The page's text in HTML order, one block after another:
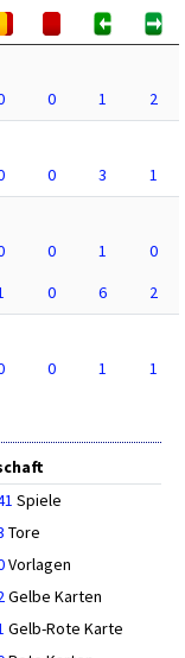
0 1
2
0 3
1
0 1
0
0 6
2
0 1 1
Spiele
Tore
Vorlagen
Gelbe Karten
Gelb-Rote Karte